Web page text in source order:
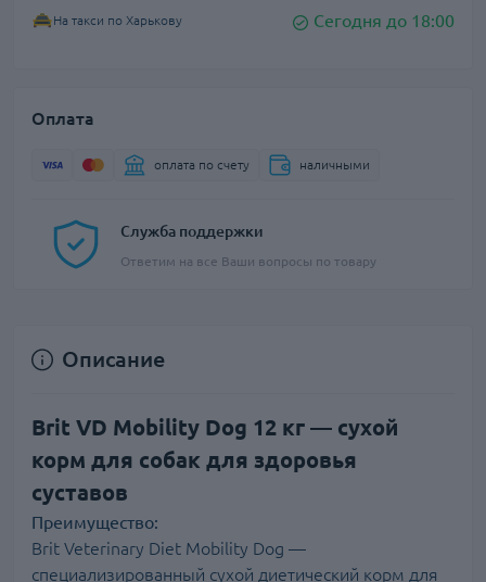
На такси по Харькову Сегодня до 18:00
Оплата
оплата по счету наличными
Служба поддержки
Ответим на все Ваши вопросы по товару
Описание
Brit VD Mobility Dog 12 кг — сухой
корм для собак для здоровья
суставов
Преимущество:
Brit Veterinary Diet Mobility Dog —
специализированный сухой диетический корм для